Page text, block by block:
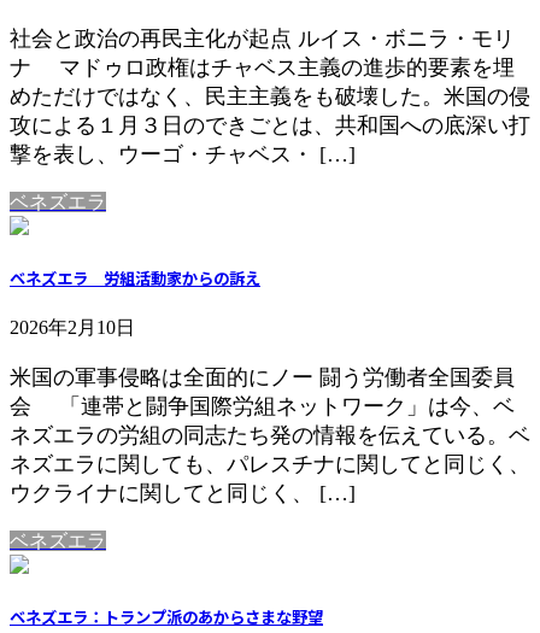
社会と政治の再民主化が起点 ルイス・ボニラ・モリ
ナ マドゥロ政権はチャベス主義の進歩的要素を埋
めただけではなく、民主主義をも破壊した。米国の侵
攻による１月３日のできごとは、共和国への底深い打
撃を表し、ウーゴ・チャベス・ […]
ベネズエラ
ベネズエラ 労組活動家からの訴え
2026年2月10日
米国の軍事侵略は全面的にノー 闘う労働者全国委員
会 「連帯と闘争国際労組ネットワーク」は今、ベ
ネズエラの労組の同志たち発の情報を伝えている。ベ
ネズエラに関しても、パレスチナに関してと同じく、
ウクライナに関してと同じく、 […]
ベネズエラ
ベネズエラ：トランプ派のあからさまな野望